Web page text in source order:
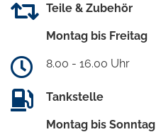
Teile & Zubehör
Montag bis Freitag
8.00 - 16.00 Uhr
Tankstelle
Montag bis Sonntag